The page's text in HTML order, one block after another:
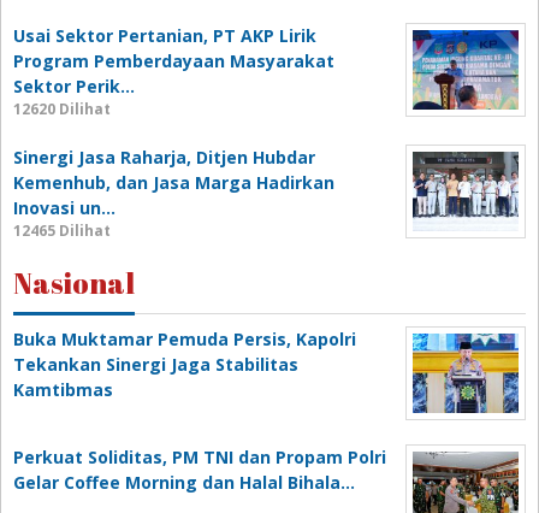
Usai Sektor Pertanian, PT AKP Lirik
Program Pemberdayaan Masyarakat
Sektor Perik…
12620 Dilihat
Sinergi Jasa Raharja, Ditjen Hubdar
Kemenhub, dan Jasa Marga Hadirkan
Inovasi un…
12465 Dilihat
Nasional
Buka Muktamar Pemuda Persis, Kapolri
Tekankan Sinergi Jaga Stabilitas
Kamtibmas
Perkuat Soliditas, PM TNI dan Propam Polri
Gelar Coffee Morning dan Halal Bihala…